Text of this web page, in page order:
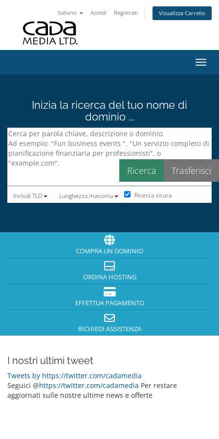
Italiano Accedi Registrati Visualizza Carrello
Inizia la ricerca del tuo nome di
dominio ...
Includi TLD Lunghezza massima Ricerca sicura
COMPRA UN DOMINIO
ORDINA HOSTING
EFFETTUA PAGAMENTO
RICHIEDI ASSISTENZA
I nostri ultimi tweet
Tweets by https://twitter.com/cadamedia
Seguici @https://twitter.com/cadamedia Per restare
aggiornati sulle nostre ultime news e offerte